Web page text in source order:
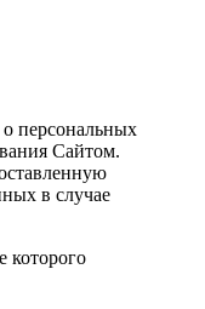
персональных
Сайтом.
в случае
которого